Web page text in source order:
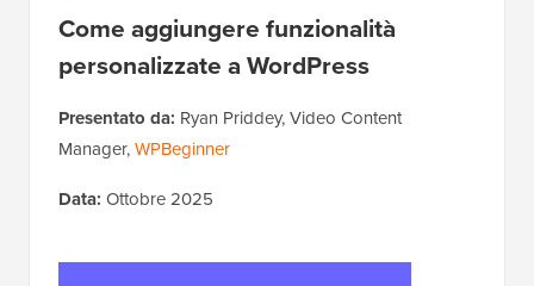
Come aggiungere funzionalità
personalizzate a WordPress
Presentato da: Ryan Priddey, Video Content
Manager,WPBeginner
Data: Ottobre 2025